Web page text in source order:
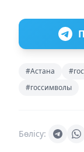
#Астана
#госсимволы
Бөлісу: